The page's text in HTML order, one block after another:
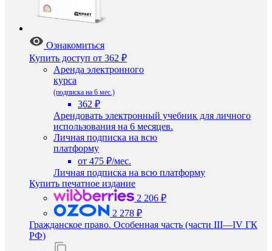
Ознакомиться
Купить доступ от 362 ₽
Аренда электронного
курса
(подписка на 6 мес.)
362 ₽
Арендовать электронный учебник для личного
использования на 6 месяцев.
Личная подписка на всю
платформу
от 475 ₽/мес.
Личная подписка на всю платформу
Купить печатное издание
2 206 ₽
2 278 ₽
Гражданское право. Особенная часть (части III—IV ГК
РФ)